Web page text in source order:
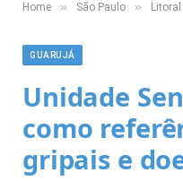
Home » São Paulo » Litoral
GUARUJÁ
Unidade
como
gripais e